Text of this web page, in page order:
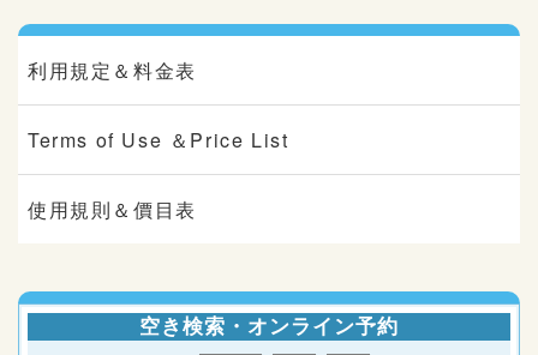
利用規定＆料金表
Terms of Use ＆Price List
使用規則＆價目表